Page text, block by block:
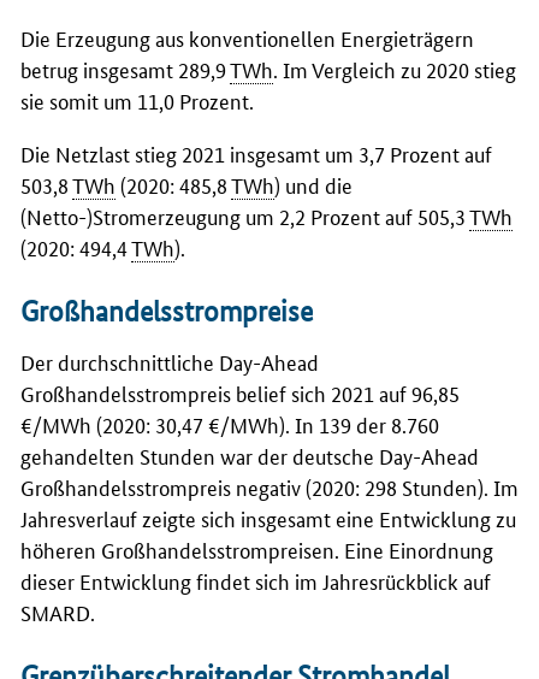
Die Erzeugung aus konventionellen Energieträgern
betrug insgesamt 289,9TWh . Im Vergleich zu 2020 stieg
sie somit um 11,0 Prozent.
Die Netzlast stieg 2021 insgesamt um 3,7 Prozent auf
503,8TWh (2020: 485,8TWh) und die
(Netto-)Stromerzeugung um 2,2 Prozent auf 505,3TWh
(2020: 494,4TWh).
Großhandelsstrompreise
Der durchschnittliche Day-Ahead
Großhandelsstrompreis belief sich 2021 auf 96,85
€/MWh (2020: 30,47 €/MWh). In 139 der 8.760
gehandelten Stunden war der deutsche Day-Ahead
Großhandelsstrompreis negativ (2020: 298 Stunden). Im
Jahresverlauf zeigte sich insgesamt eine Entwicklung zu
höheren Großhandelsstrompreisen. Eine Einordnung
dieser Entwicklung findet sich im Jahresrückblick auf
SMARD.